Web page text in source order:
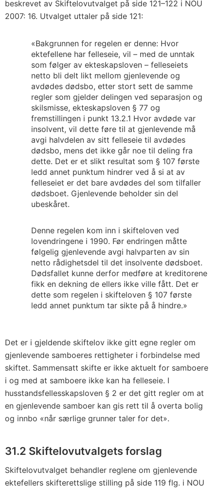
beskrevet av Skiftelovutvalget på side 121–122 i NOU
2007: 16. Utvalget uttaler på side 121:
«Bakgrunnen for regelen er denne: Hvor
ektefellene har felleseie, vil – med de unntak
som følger av ekteskapsloven – felleseiets
netto bli delt likt mellom gjenlevende og
avdødes dødsbo, etter stort sett de samme
regler som gjelder delingen ved separasjon og
skilsmisse, ekteskapsloven § 77 og
fremstillingen i punkt 13.2.1 Hvor avdøde var
insolvent, vil dette føre til at gjenlevende må
avgi halvdelen av sitt felleseie til avdødes
dødsbo, mens det ikke går noe til deling fra
dette. Det er et slikt resultat som § 107 første
ledd annet punktum hindrer ved å si at av
felleseiet er det bare avdødes del som tilfaller
dødsboet. Gjenlevende beholder sin del
ubeskåret.
Denne regelen kom inn i skifteloven ved
lovendringene i 1990. Før endringen måtte
følgelig gjenlevende avgi halvparten av sin
netto rådighetsdel til det insolvente dødsboet.
Dødsfallet kunne derfor medføre at kreditorene
fikk en dekning de ellers ikke ville fått. Det er
dette som regelen i skifteloven § 107 første
ledd annet punktum tar sikte på å hindre.»
Det er i gjeldende skiftelov ikke gitt egne regler om
gjenlevende samboeres rettigheter i forbindelse med
skiftet. Sammensatt skifte er ikke aktuelt for samboere
i og med at samboere ikke kan ha felleseie. I
husstandsfellesskapsloven § 2 er det gitt regler om at
en gjenlevende samboer kan gis rett til å overta bolig
og innbo «når særlige grunner taler for det».
31.2 Skiftelovutvalgets forslag
Skiftelovutvalget behandler reglene om gjenlevende
ektefellers skifterettslige stilling på side 119 flg. i NOU